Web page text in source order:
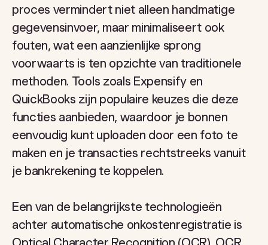
proces vermindert niet alleen handmatige
gegevensinvoer, maar minimaliseert ook
fouten, wat een aanzienlijke sprong
voorwaarts is ten opzichte van traditionele
methoden. Tools zoals Expensify en
QuickBooks zijn populaire keuzes die deze
functies aanbieden, waardoor je bonnen
eenvoudig kunt uploaden door een foto te
maken en je transacties rechtstreeks vanuit
je bankrekening te koppelen.
Een van de belangrijkste technologieën
achter automatische onkostenregistratie is